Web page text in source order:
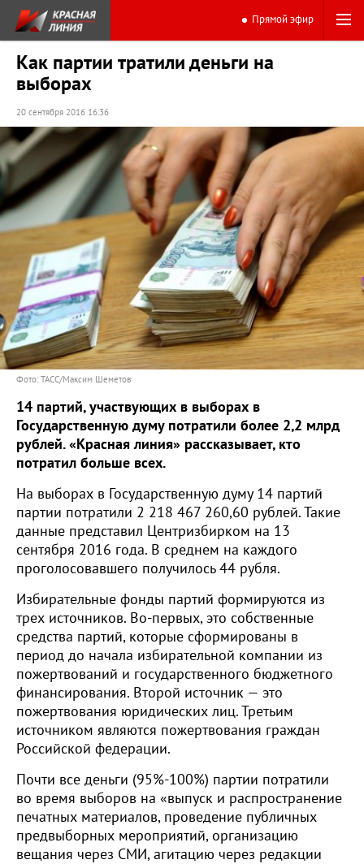
Прямой эфир
Как партии тратили деньги на
выборах
20 сентября 2016 16:36
Фото: ТАСС/Максим Шеметов
14 партий, участвующих в выборах в
Государственную думу потратили более 2,2 млрд
рублей. «Красная линия» рассказывает, кто
потратил больше всех.
На выборах в Государственную думу 14 партий
партии потратили 2 218 467 260,60 рублей. Такие
данные представил Центризбирком на 13
сентября 2016 года. В среднем на каждого
проголосовавшего получилось 44 рубля.
Избирательные фонды партий формируются из
трех источников. Во-первых, это собственные
средства партий, которые сформированы в
период до начала избирательной компании из
пожертвований и государственного бюджетного
финансирования. Второй источник — это
пожертвования юридических лиц. Третьим
источником являются пожертвования граждан
Российской федерации.
Почти все деньги (95%-100%) партии потратили
во время выборов на «выпуск и распространение
печатных материалов, проведение публичных
предвыборных мероприятий, организацию
вещания через СМИ, агитацию через редакции